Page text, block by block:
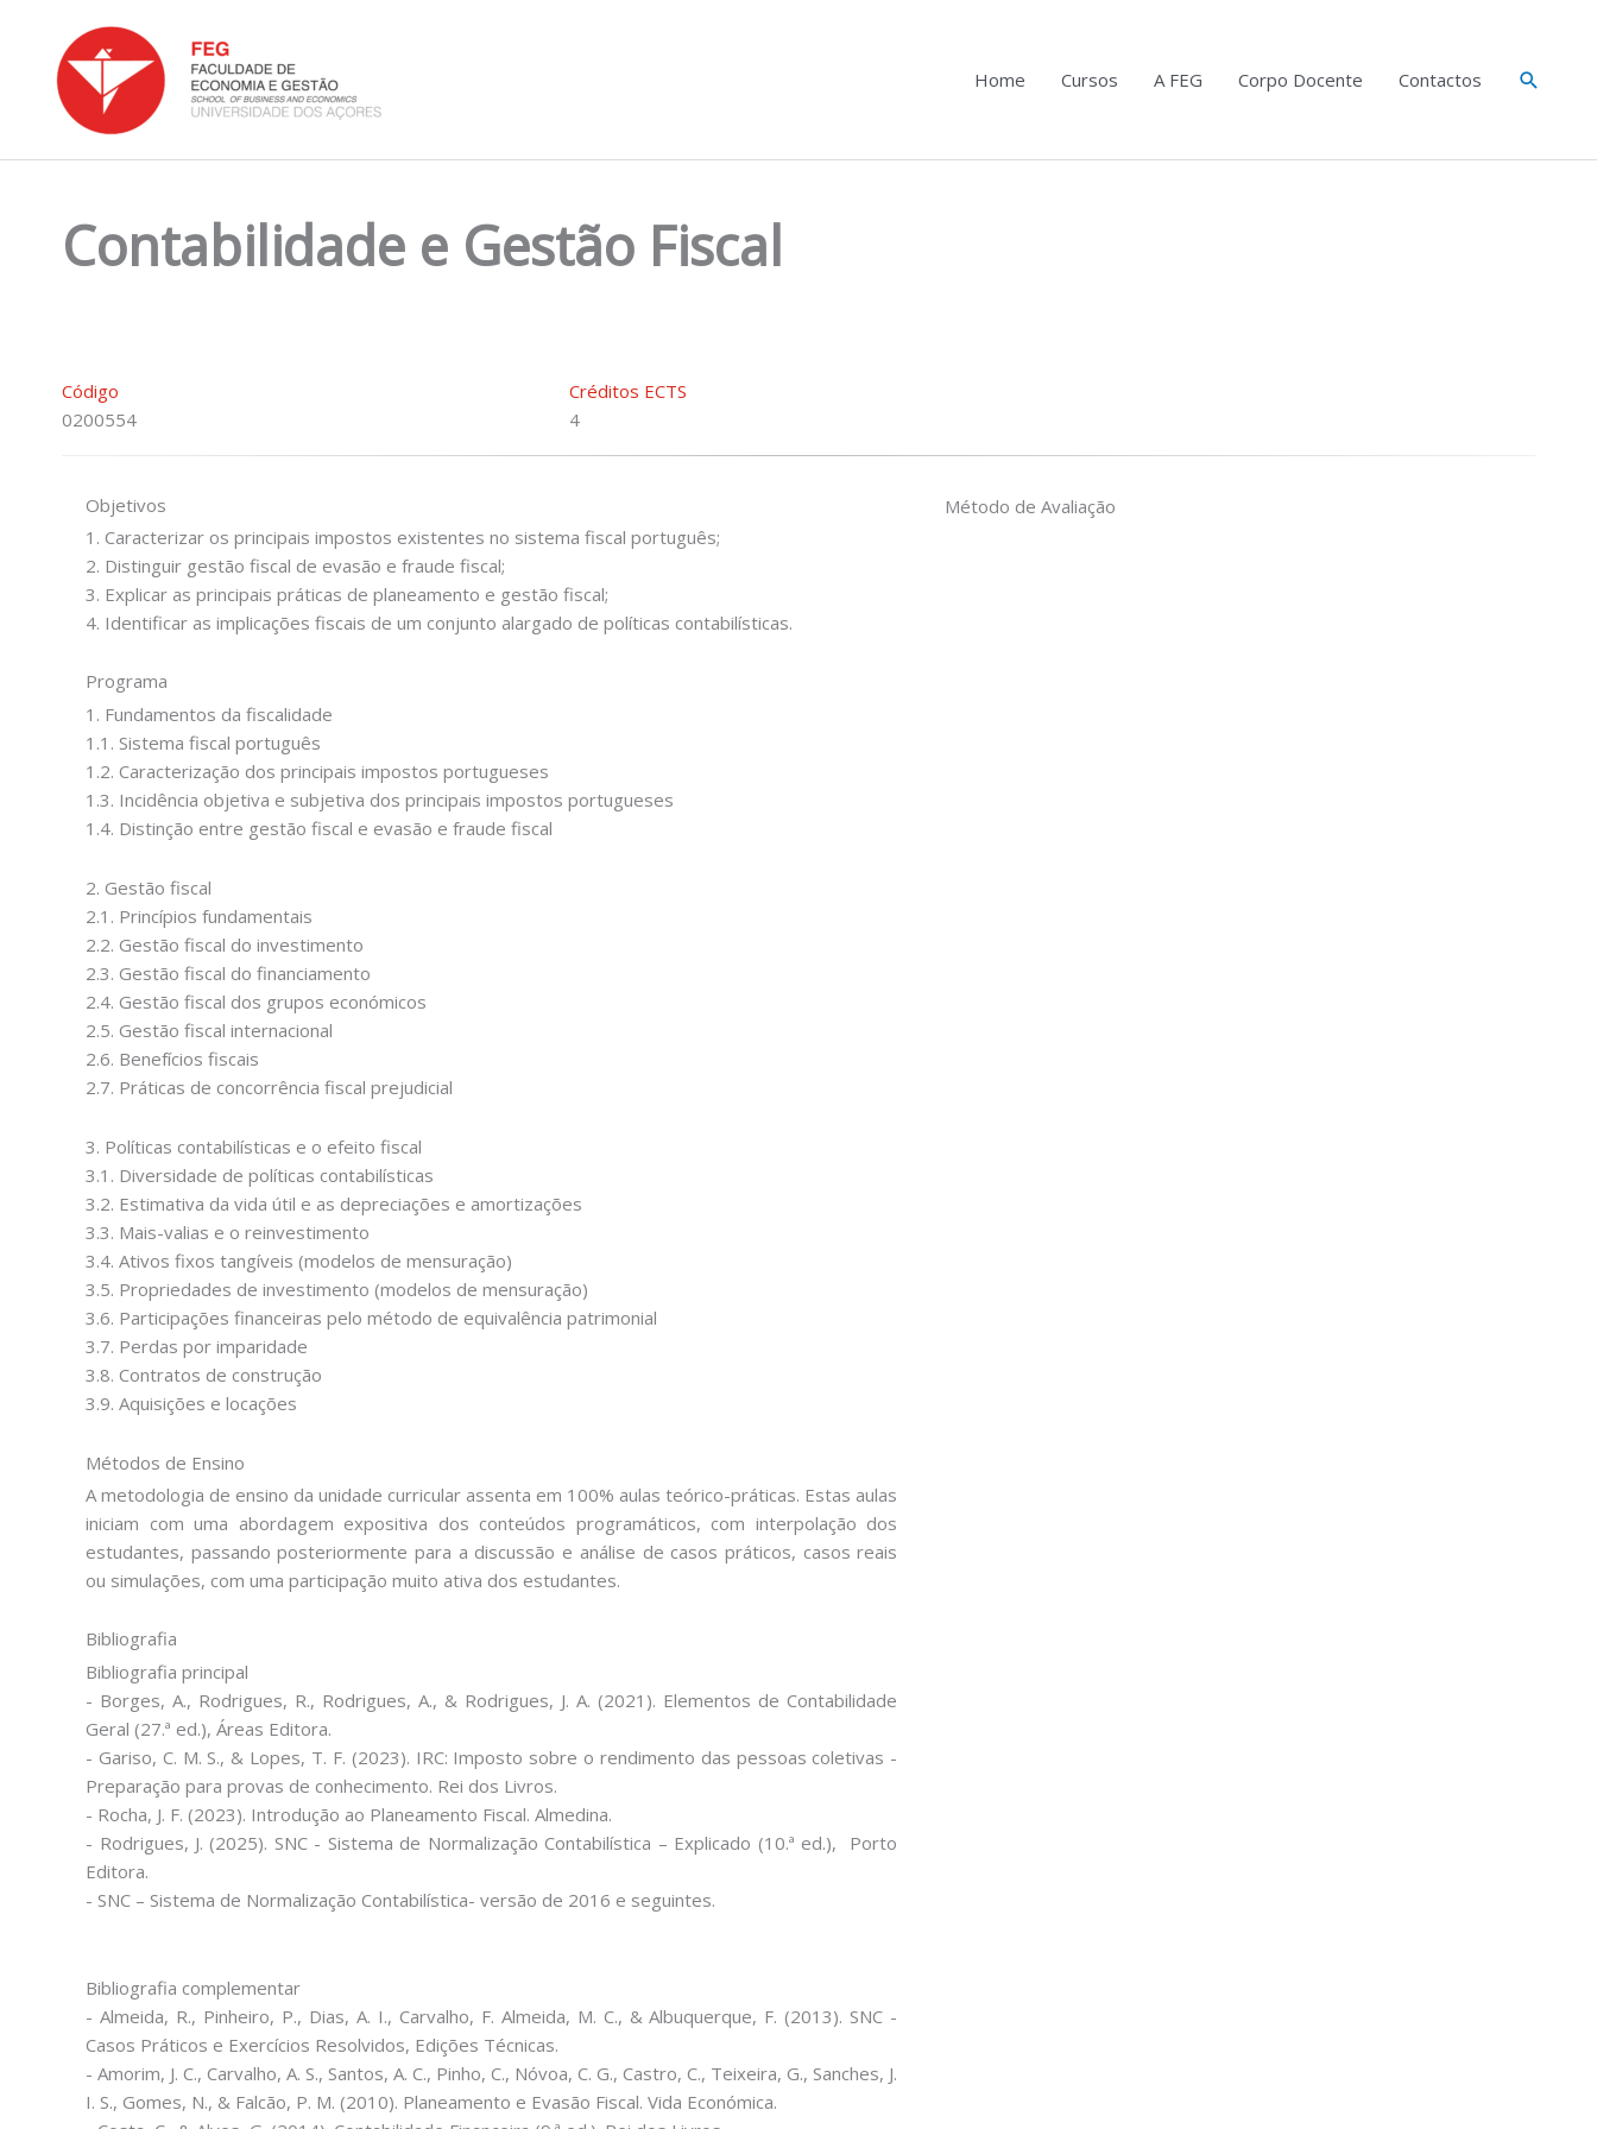
content
Home Cursos A FEG Corpo Docente Contactos Search
Contabilidade e Gestão Fiscal
Código
0200554
Créditos ECTS
4
Objetivos
1. Caracterizar os principais impostos existentes no sistema fiscal português;
2. Distinguir gestão fiscal de evasão e fraude fiscal;
3. Explicar as principais práticas de planeamento e gestão fiscal;
4. Identificar as implicações fiscais de um conjunto alargado de políticas contabilísticas.
Programa
1. Fundamentos da fiscalidade
1.1. Sistema fiscal português
1.2. Caracterização dos principais impostos portugueses
1.3. Incidência objetiva e subjetiva dos principais impostos portugueses
1.4. Distinção entre gestão fiscal e evasão e fraude fiscal
2. Gestão fiscal
2.1. Princípios fundamentais
2.2. Gestão fiscal do investimento
2.3. Gestão fiscal do financiamento
2.4. Gestão fiscal dos grupos económicos
2.5. Gestão fiscal internacional
2.6. Benefícios fiscais
2.7. Práticas de concorrência fiscal prejudicial
3. Políticas contabilísticas e o efeito fiscal
3.1. Diversidade de políticas contabilísticas
3.2. Estimativa da vida útil e as depreciações e amortizações
3.3. Mais-valias e o reinvestimento
3.4. Ativos fixos tangíveis (modelos de mensuração)
3.5. Propriedades de investimento (modelos de mensuração)
3.6. Participações financeiras pelo método de equivalência patrimonial
3.7. Perdas por imparidade
3.8. Contratos de construção
3.9. Aquisições e locações
Métodos de Ensino
A metodologia de ensino da unidade curricular assenta em 100% aulas teórico-práticas. Estas aulas
iniciam com uma abordagem expositiva dos conteúdos programáticos, com interpolação dos
estudantes, passando posteriormente para a discussão e análise de casos práticos, casos reais
ou simulações, com uma participação muito ativa dos estudantes.
Bibliografia
Bibliografia principal
- Borges, A., Rodrigues, R., Rodrigues, A., & Rodrigues, J. A. (2021). Elementos de Contabilidade
Geral (27.ª ed.), Áreas Editora.
- Gariso, C. M. S., & Lopes, T. F. (2023). IRC: Imposto sobre o rendimento das pessoas coletivas -
Preparação para provas de conhecimento. Rei dos Livros.
- Rocha, J. F. (2023). Introdução ao Planeamento Fiscal. Almedina.
- Rodrigues, J. (2025). SNC - Sistema de Normalização Contabilística – Explicado (10.ª ed.), Porto
Editora.
- SNC – Sistema de Normalização Contabilística- versão de 2016 e seguintes.
Bibliografia complementar
- Almeida, R., Pinheiro, P., Dias, A. I., Carvalho, F. Almeida, M. C., & Albuquerque, F. (2013). SNC -
Casos Práticos e Exercícios Resolvidos, Edições Técnicas.
- Amorim, J. C., Carvalho, A. S., Santos, A. C., Pinho, C., Nóvoa, C. G., Castro, C., Teixeira, G., Sanches, J.
I. S., Gomes, N., & Falcão, P. M. (2010). Planeamento e Evasão Fiscal. Vida Económica.
Método de Avaliação